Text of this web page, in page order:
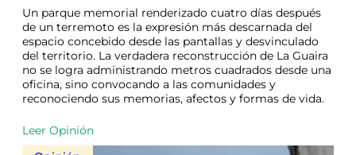
Un parque memorial renderizado cuatro días después
de un terremoto es la expresión más descarnada del
espacio concebido desde las pantallas y desvinculado
del territorio. La verdadera reconstrucción de La Guaira
no se logra administrando metros cuadrados desde una
oficina, sino convocando a las comunidades y
reconociendo sus memorias, afectos y formas de vida.
Leer Opinión